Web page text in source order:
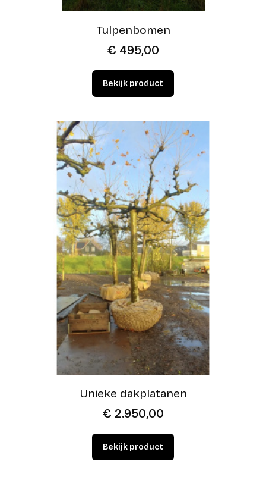
Tulpenbomen
€ 495,00
Unieke dakplatanen
€ 2.950,00